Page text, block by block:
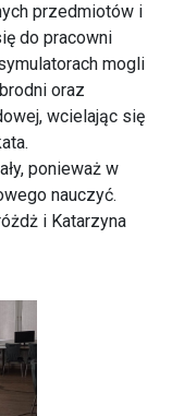
przedmiotów i
do pracowni
mogli
oraz
wcielając się
ponieważ w
nauczyć.
i Katarzyna